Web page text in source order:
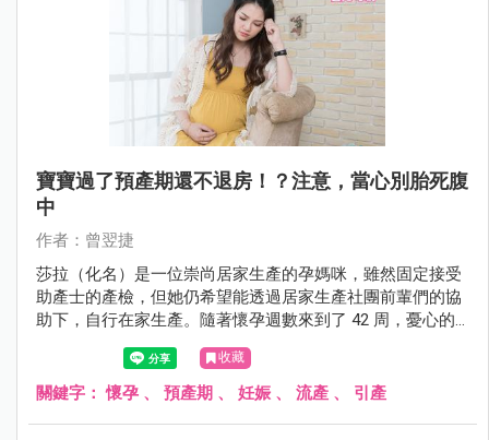
寶寶過了預產期還不退房！？注意，當心別胎死腹
中
作者：曾翌捷
莎拉（化名）是一位崇尚居家生產的孕媽咪，雖然固定接受
助產士的產檢，但她仍希望能透過居家生產社團前輩們的協
助下，自行在家生產。隨著懷孕週數來到了 42 周，憂心的
助產士建議她到院進行引產，以免寶寶因為胎盤功能老化而
發生意外。但在許多社團前輩的鼓勵下，莎拉決定忽略助產
士的建議，繼續等待產兆。
收藏
關鍵字：懷孕 、 預產期 、 妊娠 、 流產 、 引產